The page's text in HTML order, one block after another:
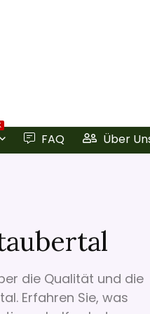
FAQ Über
die Qualität und die
Erfahren Sie, was